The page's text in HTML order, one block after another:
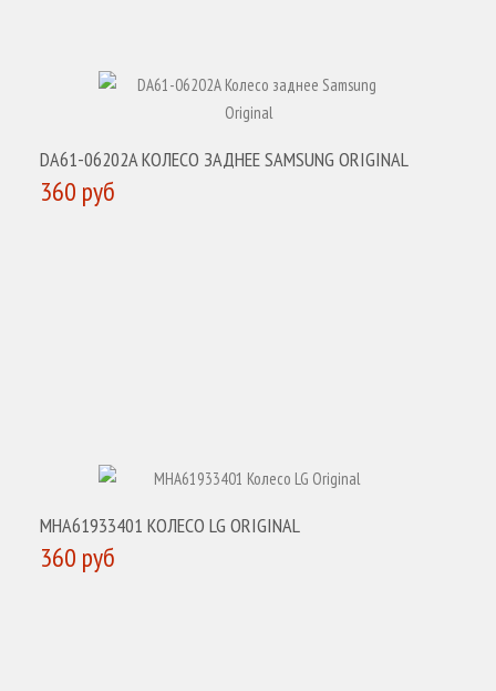
DA61-06202A КОЛЕСО ЗАДНЕЕ SAMSUNG ORIGINAL
360 руб
MHA61933401 КОЛЕСО LG ORIGINAL
360 руб